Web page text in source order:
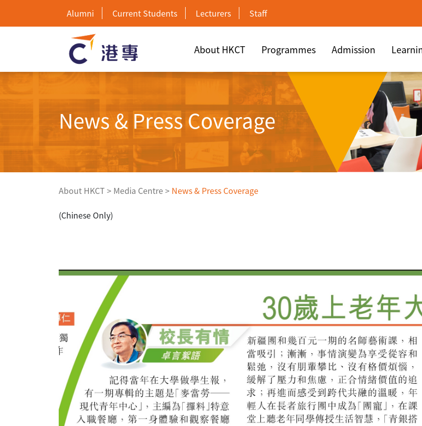
Alumni Current Students Lecturers Staff
About HKCT Programmes Admission
News & Press Coverage
About HKCT > Media Centre > News & Press Coverage
(Chinese Only)